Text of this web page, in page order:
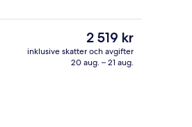
Bastu, bubbelpool, turkiskt bad/
Det
nuvarande
priset
2 519 kr
inklusive skatter och avgifter
20 aug. – 21 aug.